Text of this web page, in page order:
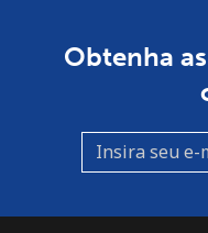
Obtenha